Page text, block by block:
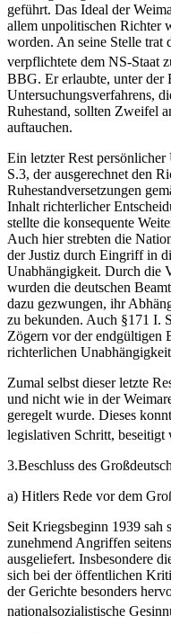
geführt. Das Ideal der
allem unpolitischen Richter
worden. An seine Stelle trat
verpflichtete dem NS-Staat
BBG. Er erlaubte, unter der
Untersuchungsverfahrens,
Ruhestand, sollten Zweifel
auftauchen.
Ein letzter Rest
S.3, der ausgerechnet den
Ruhestandversetzungen
Inhalt richterlicher
stellte die konsequente
Auch hier strebten die
der Justiz durch Eingriff in
Unabhängigkeit. Durch die
wurden die deutschen
dazu gezwungen, ihr
zu bekunden. Auch §171 I.
Zögern vor der endgültigen
richterlichen
Zumal selbst dieser letzte
und nicht wie in der
geregelt wurde. Dieses
legislativen Schritt, beseitigt
3.Beschluss des
a) Hitlers Rede vor dem
Seit Kriegsbeginn 1939 sah
zunehmend Angriffen
ausgeliefert. Insbesondere
sich bei der öffentlichen
der Gerichte besonders
nationalsozialistische